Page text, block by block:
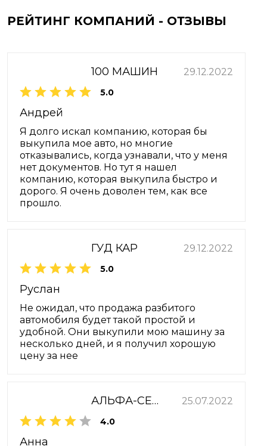
РЕЙТИНГ КОМПАНИЙ - ОТЗЫВЫ
100 МАШИН 29.12.2022
5.0
Андрей
Я долго искал компанию, которая бы
выкупила мое авто, но многие
отказывались, когда узнавали, что у меня
нет документов. Но тут я нашел
компанию, которая выкупила быстро и
дорого. Я очень доволен тем, как все
прошло.
ГУД КАР 29.12.2022
5.0
Руслан
Не ожидал, что продажа разбитого
автомобиля будет такой простой и
удобной. Они выкупили мою машину за
несколько дней, и я получил хорошую
цену за нее
АЛЬФА-СЕРВИС 25.07.2022
4.0
Анна